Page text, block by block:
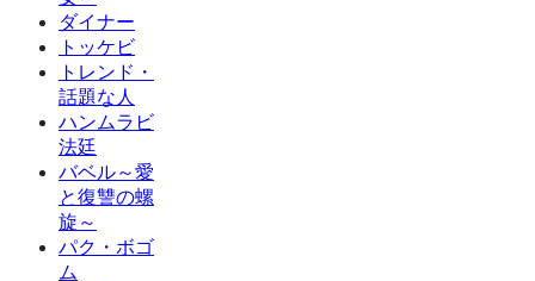
ダイナー
トッケビ
トレンド・
話題な人
ハンムラビ
法廷
バベル～愛
と復讐の螺
旋～
パク・ボゴ
ム